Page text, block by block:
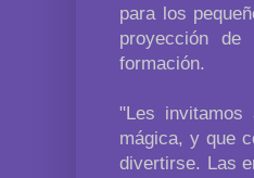
para los
proyección
formación.
"Les
mágica, y que
divertirse. Las